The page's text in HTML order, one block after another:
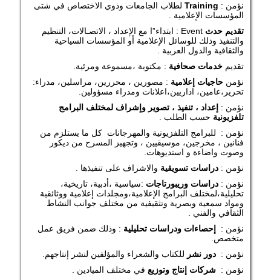
نؤمن : Training لطلاب الجامعات وذوي الاختصاص في شتى
المؤسسات الإعلامية .
تقديم حدث
Event : ابتداء”ا مع الإعداد ، الاتصـالات، التنظيم
والتنفيذ وذلك للوسائل الإعلامية أو المؤسسات السياحية
والثقافية والدول العربية .
تقديم خدمات صحافية : مكتوبة ،مسموعة ومرئية.
نؤمن حاجيات إعلامية : مصورين ، محررين، مراسلين، مدراء:
تحرير،عامين، اداريين،اعلانات ومدراء مسؤولين.
نؤمن : إعداد ، تنفيذ ، تصوير وإشراف لمختلف البرامج
تلفزيونية حسب الطلب .
نؤمن : للبرامج التلفزيونية والمهرجانات كل ما يستلزم من
فنانين ، مخرجين، موسيقيين ، وتجهيز المسرح من ديكور
وصوت واضاءة و استديوهات.
نؤمن : دراسات تسويقية والاشراف على تنفيذها .
نؤمن : دراسات وريبورتاجات :سياسية ،أدبية، تاريخية،
تحليلية،لمختلف البرامج الإعلامية،ومجلدات إعلامية ووثائقية
ومواد سمعية وبصرية وتثقيفية من مختلف جوانب النشاط
الثقافي والفني .
نؤمن :
إحصاءات ودراسات تحليلية : وذلك ضمن فريق عمل
متخصص.
نؤمن : دور نشر للكتاب والشعراء والمؤلفين لنشر إنتاجهم.
نؤمن : شركات إنتاج وتوزيع في مختلف الميادين .